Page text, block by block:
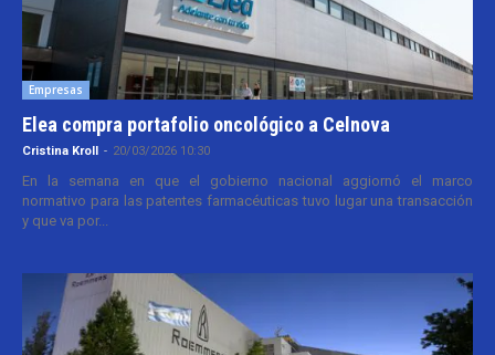
Empresas
Elea compra portafolio oncológico a Celnova
Cristina Kroll - 20/03/2026 10:30
En la semana en que el gobierno nacional aggiornó el marco
normativo para las patentes farmacéuticas tuvo lugar una transacción
y que va por...